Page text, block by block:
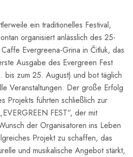
ein traditionelles Festival,
organisiert anlässlich des 25-
Evergreena-Grina in Čitluk, das
Ausgabe des Evergreen Fest
bis zum 25. August) und bot täglich
Veranstaltungen. Der große Erfolg
Projekts führten schließlich zur
FEST“, der mit
der Organisatoren ins Leben
Projekt zu schaffen, das
und musikalische Angebot stärkt,